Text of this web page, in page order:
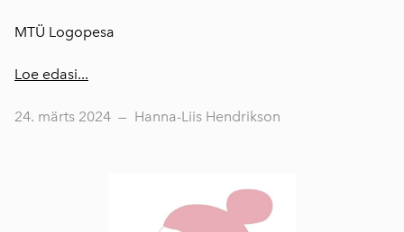
MTÜ Logopesa
Loe edasi...
24. märts 2024 — Hanna-Liis Hendrikson